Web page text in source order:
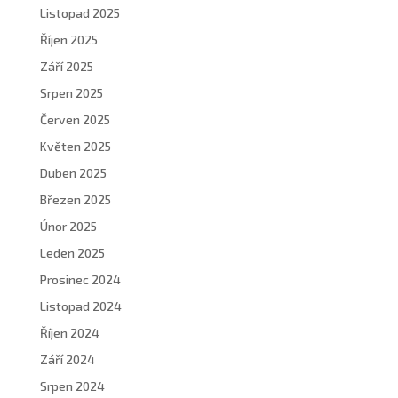
Listopad 2025
Říjen 2025
Září 2025
Srpen 2025
Červen 2025
Květen 2025
Duben 2025
Březen 2025
Únor 2025
Leden 2025
Prosinec 2024
Listopad 2024
Říjen 2024
Září 2024
Srpen 2024